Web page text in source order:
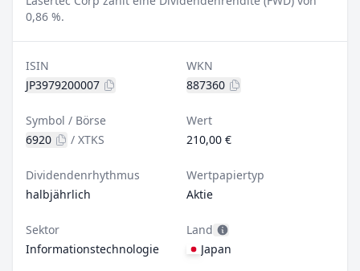
0,86 %.
ISIN
JP3979200007
WKN
887360
Symbol / Börse
6920
/ XTKS
Wert
210,00 €
Dividendenrhythmus
halbjährlich
Wertpapiertyp
Aktie
Sektor
Informationstechnologie
Land
Japan